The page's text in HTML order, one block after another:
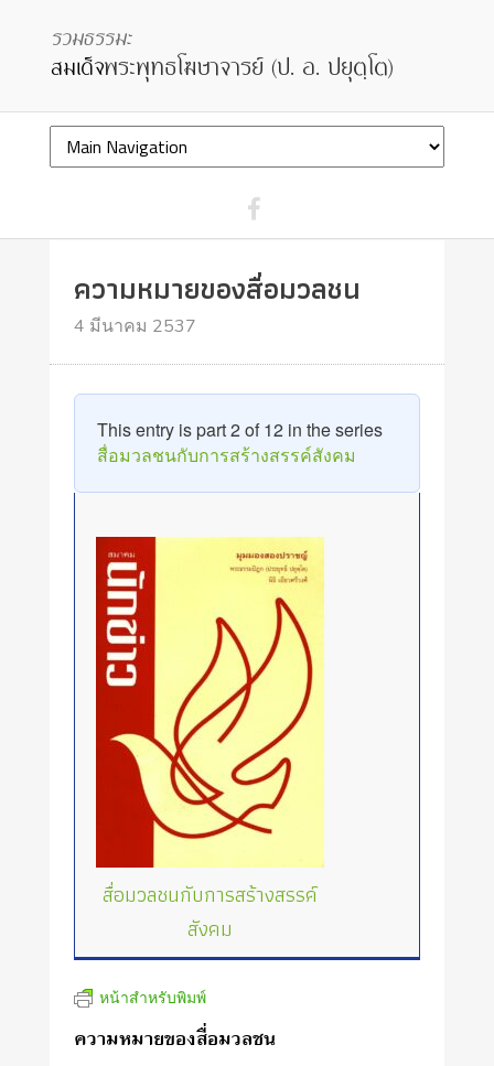
ความหมายของสื่อมวลชน
4 มีนาคม 2537
This entry is part 2 of 12 in the series
สื่อมวลชนกับการสร้างสรรค์สังคม
สื่อมวลชนกับการสร้างสรรค์
สังคม
หน้าสำหรับพิมพ์
ความหมายของสื่อมวลชน